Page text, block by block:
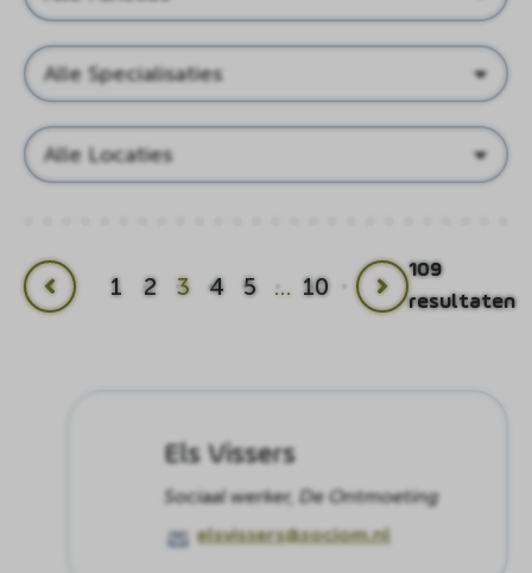
Specialisaties
Locaties
Vorige
1 2 3 4 5 … 10
Volgende
109
resultaten
Els Vissers
Sociaal werker, De Ontmoeting
elsvissers@sociom.nl